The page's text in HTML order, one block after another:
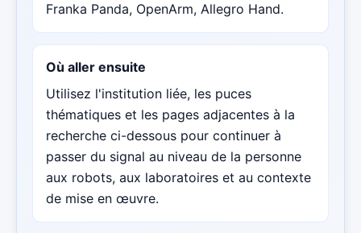
Franka Panda, OpenArm, Allegro Hand.
Où aller ensuite
Utilisez l'institution liée, les puces
thématiques et les pages adjacentes à la
recherche ci-dessous pour continuer à
passer du signal au niveau de la personne
aux robots, aux laboratoires et au contexte
de mise en œuvre.